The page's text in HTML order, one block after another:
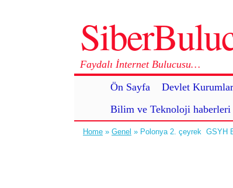
Faydalı İnternet Bulucusu…
Ön Sayfa
Devlet
Bilim ve Teknoloji haberleri
Home » Genel » Polonya 2. çeyrek GSYH